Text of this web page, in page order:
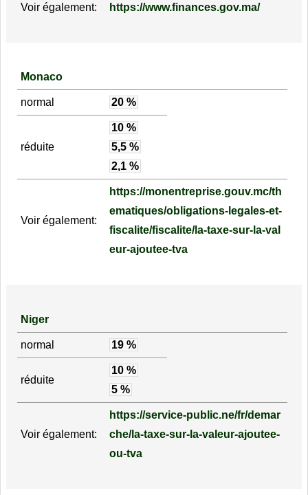
Voir également: https://www.finances.gov.ma/
Monaco
normal 20 %
réduite
10 %
5,5 %
2,1 %
Voir également:
https://monentreprise.gouv.mc/th
ematiques/obligations-legales-et-
fiscalite/fiscalite/la-taxe-sur-la-val
eur-ajoutee-tva
Niger
normal 19 %
réduite
10 %
5 %
Voir également:
https://service-public.ne/fr/demar
che/la-taxe-sur-la-valeur-ajoutee-
ou-tva